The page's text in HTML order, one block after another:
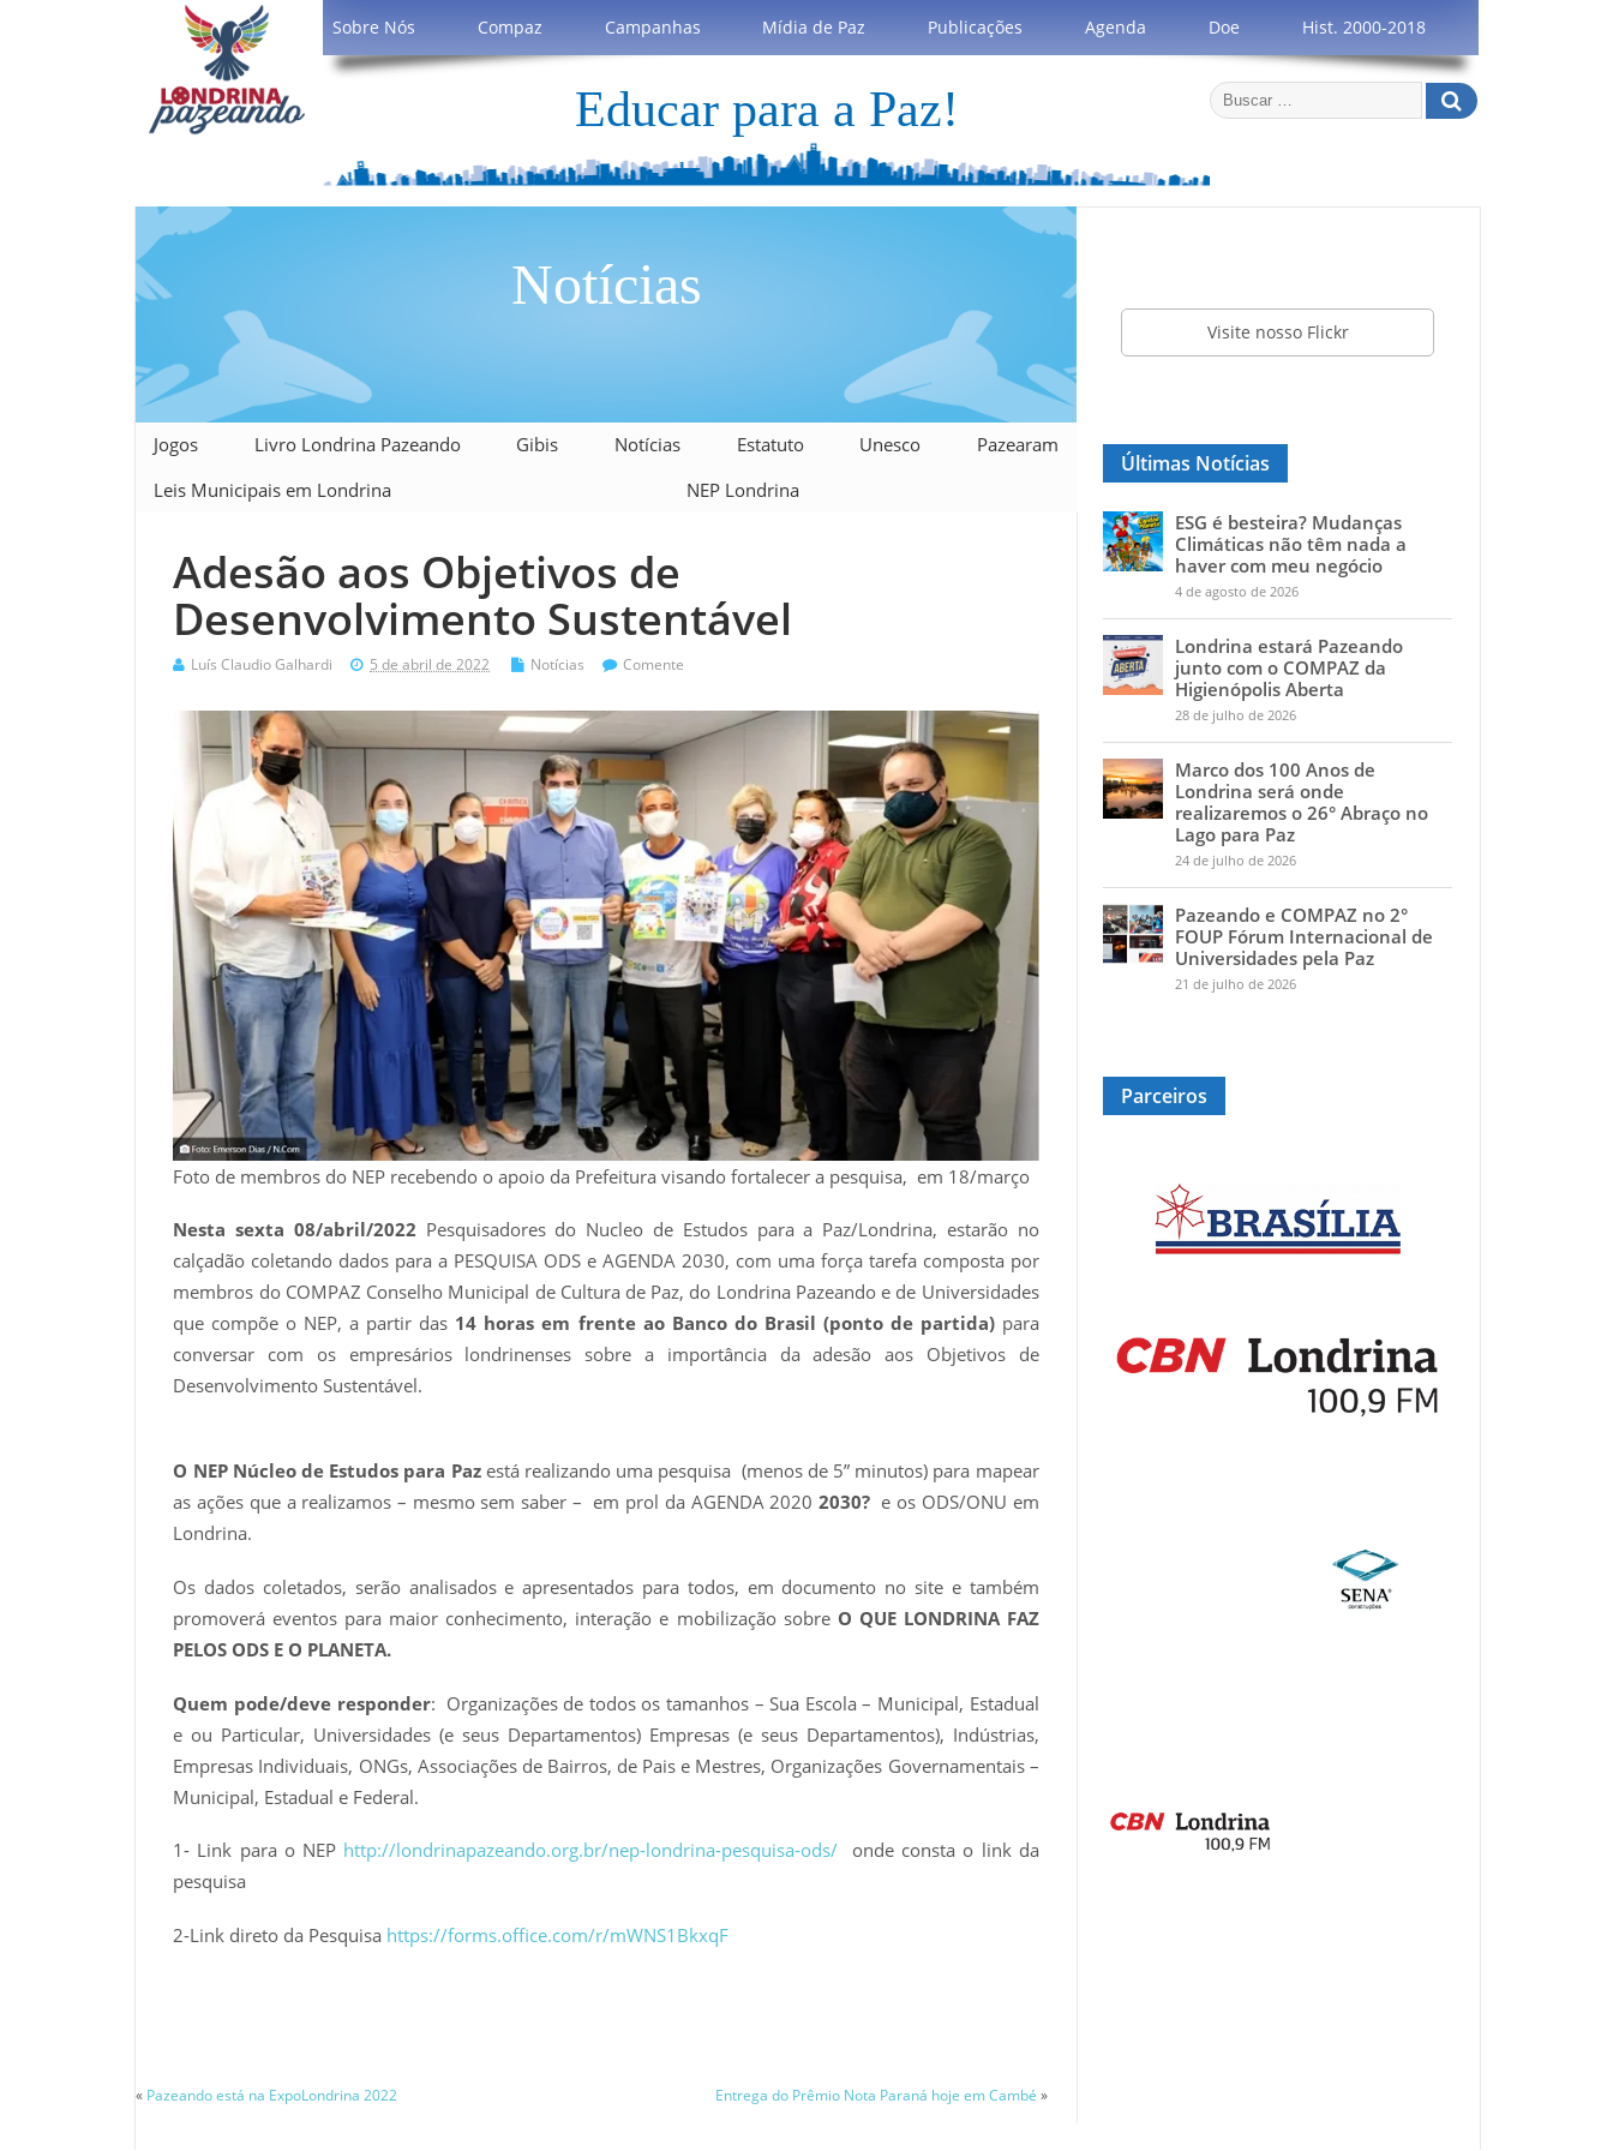
Sobre Nós Compaz Campanhas Mídia de Paz Publicações Agenda Doe Hist. 2000-2018
Educar para a Paz!
Notícias
Jogos Livro Londrina Pazeando Gibis Notícias Estatuto Unesco
Pazearam
Leis Municipais em Londrina
NEP Londrina
Adesão aos Objetivos de
Desenvolvimento Sustentável
Luís Claudio Galhardi 5 de abril de 2022 Notícias Comente
Foto de membros do NEP recebendo o apoio da Prefeitura visando fortalecer a pesquisa, em 18/março
Nesta sexta 08/abril/2022 Pesquisadores do Nucleo de Estudos para a Paz/Londrina, estarão no
calçadão coletando dados para a PESQUISA ODS e AGENDA 2030, com uma força tarefa composta por
membros do COMPAZ Conselho Municipal de Cultura de Paz, do Londrina Pazeando e de Universidades
que compõe o NEP, a partir das 14 horas em frente ao Banco do Brasil (ponto de partida)para
conversar com os empresários londrinenses sobre a importância da adesão aos Objetivos de
Desenvolvimento Sustentável.
O NEP Núcleo de Estudos para Pazestá realizando uma pesquisa (menos de 5” minutos) para mapear
as ações que a realizamos – mesmo sem saber – em prol da AGENDA 2020 2030? e os ODS/ONU em
Londrina.
Os dados coletados, serão analisados e apresentados para todos, em documento no site e também
promoverá eventos para maior conhecimento, interação e mobilização sobre O QUE LONDRINA FAZ
PELOS ODS E O PLANETA.
Quem pode/deve responder: Organizações de todos os tamanhos – Sua Escola – Municipal, Estadual
e ou Particular, Universidades (e seus Departamentos) Empresas (e seus Departamentos), Indústrias,
Empresas Individuais, ONGs, Associações de Bairros, de Pais e Mestres, Organizações Governamentais –
Municipal, Estadual e Federal.
1- Link para o NEP http://londrinapazeando.org.br/nep-londrina-pesquisa-ods/onde consta o link da
pesquisa
2-Link direto da Pesquisa https://forms.office.com/r/mWNS1BkxqF
« Pazeando está na ExpoLondrina 2022 Entrega do Prêmio Nota Paraná hoje em Cambé »
Visite nosso Flickr
Últimas Notícias
ESG é besteira? Mudanças
Climáticas não têm nada a
haver com meu negócio
4 de agosto de 2026
Londrina estará Pazeando
junto com o COMPAZ da
Higienópolis Aberta
28 de julho de 2026
Marco dos 100 Anos de
Londrina será onde
realizaremos o 26° Abraço no
Lago para Paz
24 de julho de 2026
Pazeando e COMPAZ no 2°
FOUP Fórum Internacional de
Universidades pela Paz
21 de julho de 2026
Parceiros